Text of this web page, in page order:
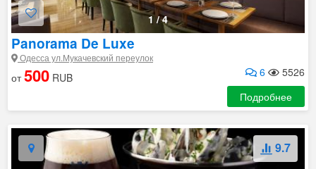
1/4
Panorama De Luxe
Одесса ул.Мукачевский переулок
6 5526
от500 RUB
Подробнее
9.7